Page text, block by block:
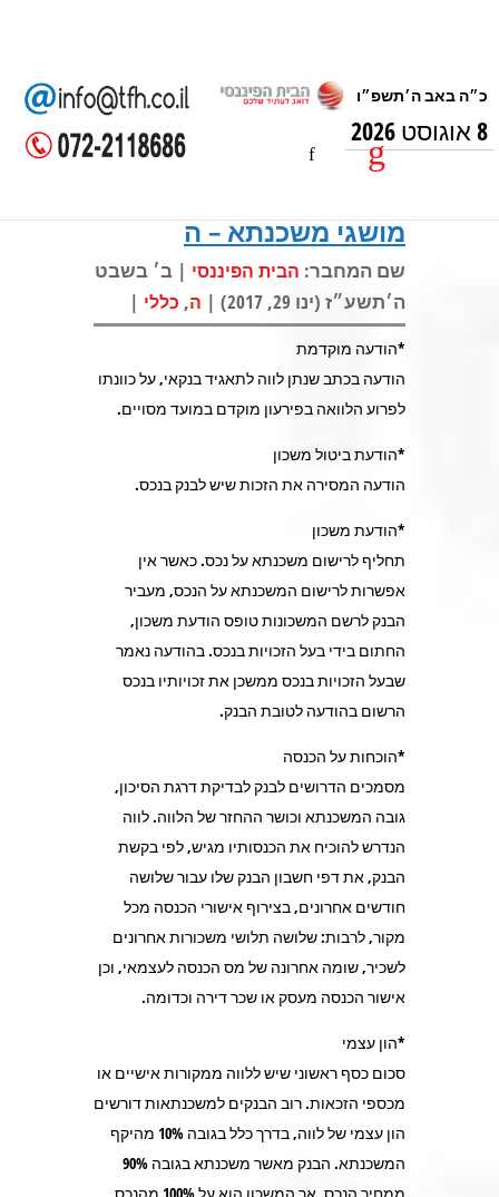
8 אוגוסט 2026
מושגי משכנתא – ה
שם המחבר: הבית הפיננסי | ב׳ בשבט
ה׳תשע״ז (ינו 29, 2017) |
ה, כללי |
*הודעה מוקדמת
הודעה בכתב שנתן לווה לתאגיד בנקאי, על כוונתו
לפרוע הלוואה בפירעון מוקדם במועד מסויים.
*הודעת ביטול משכון
הודעה המסירה את הזכות שיש לבנק בנכס.
*הודעת משכון
תחליף לרישום משכנתא על נכס. כאשר אין
אפשרות לרישום המשכנתא על הנכס, מעביר
הבנק לרשם המשכונות טופס הודעת משכון,
החתום בידי בעל הזכויות בנכס. בהודעה נאמר
שבעל הזכויות בנכס ממשכן את זכויותיו בנכס
הרשום בהודעה לטובת הבנק.
*הוכחות על הכנסה
מסמכים הדרושים לבנק לבדיקת דרגת הסיכון,
גובה המשכנתא וכושר ההחזר של הלווה. לווה
הנדרש להוכיח את הכנסותיו מגיש, לפי בקשת
הבנק, את דפי חשבון הבנק שלו עבור שלושה
חודשים אחרונים, בצירוף אישורי הכנסה מכל
מקור, לרבות: שלושה תלושי משכורות אחרונים
לשכיר, שומה אחרונה של מס הכנסה לעצמאי, וכן
אישור הכנסה מעסק או שכר דירה וכדומה.
*הון עצמי
סכום כסף ראשוני שיש ללווה ממקורות אישיים או
מכספי הזכאות. רוב הבנקים למשכנתאות דורשים
הון עצמי של לווה, בדרך כלל בגובה 10% מהיקף
המשכנתא. הבנק מאשר משכנתא בגובה 90%
ממחיר הנכס, אך המשכון הוא על 100% מהנכס